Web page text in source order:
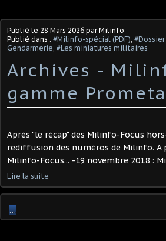
Publié le 28 Mars 2026 par Milinfo
Publié dans : #Milinfo-spécial (PDF),
Gendarmerie, #Les miniatures militaires
Archives -
gamme
Après "le récap" des Milinfo-Focus
rediffusion des numéros de Milinfo.
Milinfo-Focus... -19 novembre 2018 :
Lire la suite
…